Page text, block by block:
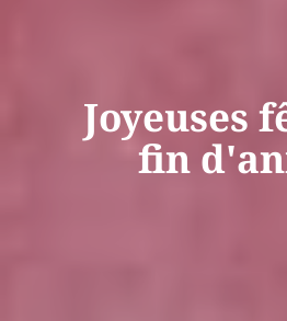
Joyeuses
fin